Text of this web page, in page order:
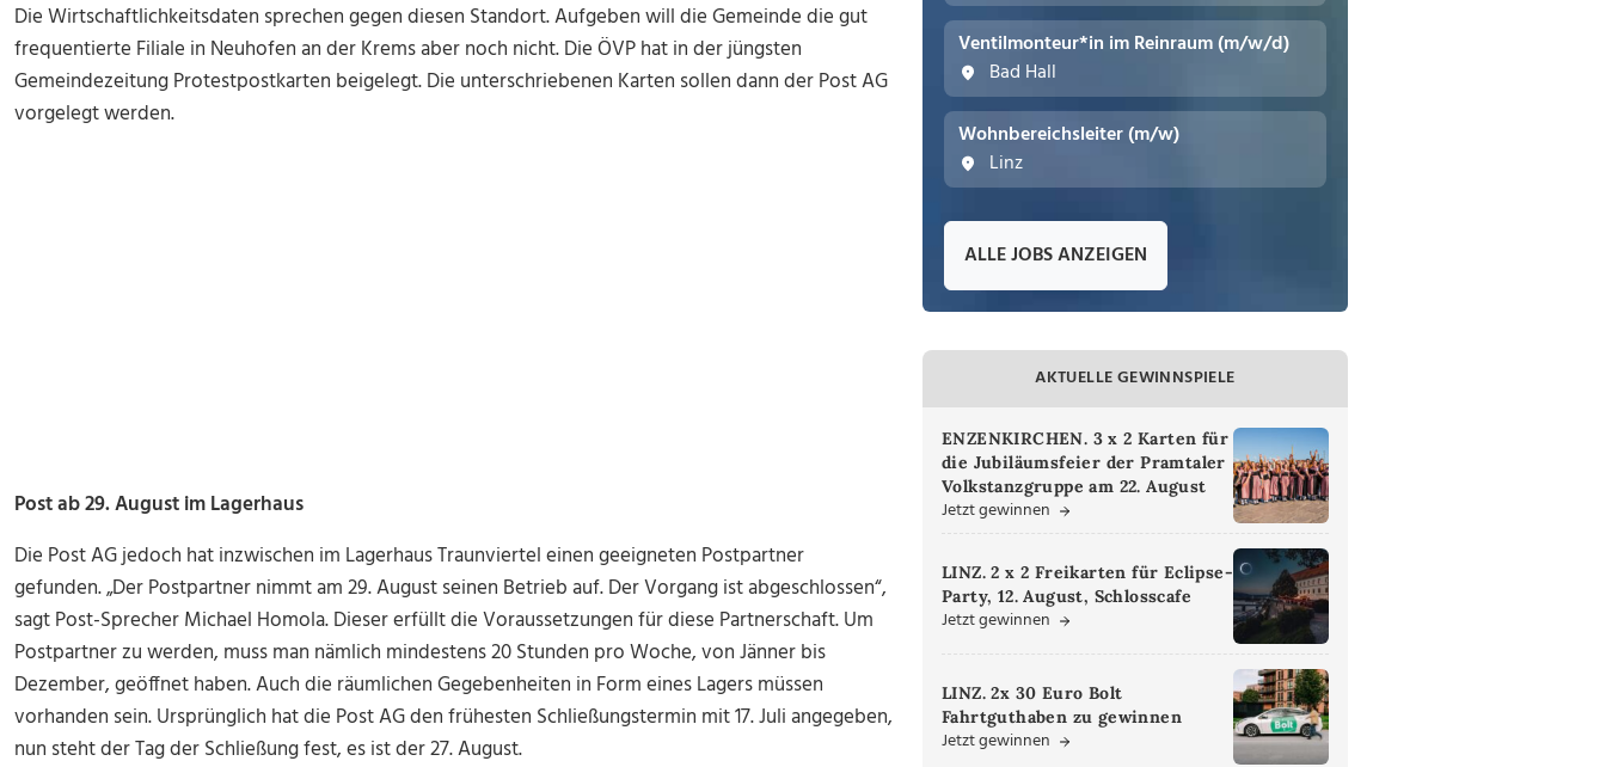
Die Wirtschaftlichkeitsdaten sprechen gegen diesen Standort. Aufgeben will die Gemeinde die gut
frequentierte Filiale in Neuhofen an der Krems aber noch nicht. Die ÖVP hat in der jüngsten
Gemeindezeitung Protestpostkarten beigelegt. Die unterschriebenen Karten sollen dann der Post AG
vorgelegt werden.
Post ab 29. August im Lagerhaus
Die Post AG jedoch hat inzwischen im Lagerhaus Traunviertel einen geeigneten Postpartner
gefunden. „Der Postpartner nimmt am 29. August seinen Betrieb auf. Der Vorgang ist abgeschlossen“,
sagt Post-Sprecher Michael Homola. Dieser erfüllt die Voraussetzungen für diese Partnerschaft. Um
Postpartner zu werden, muss man nämlich mindestens 20 Stunden pro Woche, von Jänner bis
Dezember, geöffnet haben. Auch die räumlichen Gegebenheiten in Form eines Lagers müssen
vorhanden sein. Ursprünglich hat die Post AG den frühesten Schließungstermin mit 17. Juli angegeben,
nun steht der Tag der Schließung fest, es ist der 27. August.
Ventilmonteur*in im Reinraum (m/w/d)
Bad Hall
Wohnbereichsleiter (m/w)
Linz
ALLE JOBS ANZEIGEN
AKTUELLE GEWINNSPIELE
ENZENKIRCHEN. 3 x 2 Karten für
die Jubiläumsfeier der Pramtaler
Volkstanzgruppe am 22. August
Jetzt gewinnen
LINZ. 2 x 2 Freikarten für Eclipse-
Party, 12. August, Schlosscafe
Jetzt gewinnen
LINZ. 2x 30 Euro Bolt
Fahrtguthaben zu gewinnen
Jetzt gewinnen